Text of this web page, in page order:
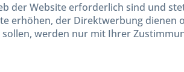
der Website erforderlich sind und
erhöhen, der Direktwerbung dienen
werden nur mit Ihrer